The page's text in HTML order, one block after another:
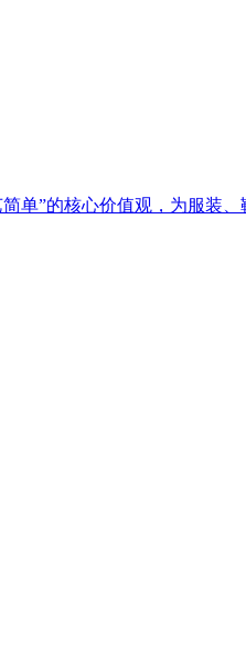
单”的核心价值观，为服装